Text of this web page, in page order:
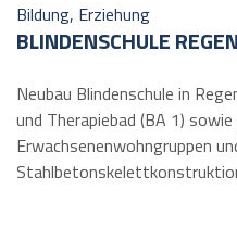
Bildung, Erziehung
BLINDENSCHULE
Neubau Blindenschule in
und Therapiebad (BA 1)
Erwachsenenwohngruppen